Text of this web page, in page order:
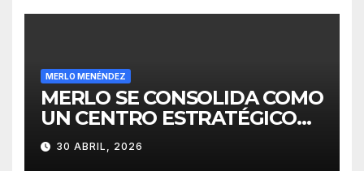
MERLO MENÉNDEZ
MERLO SE CONSOLIDA COMO
UN CENTRO ESTRATÉGICO
PARA EL DESARROLLO DE
INVERSIONES
30 ABRIL, 2026